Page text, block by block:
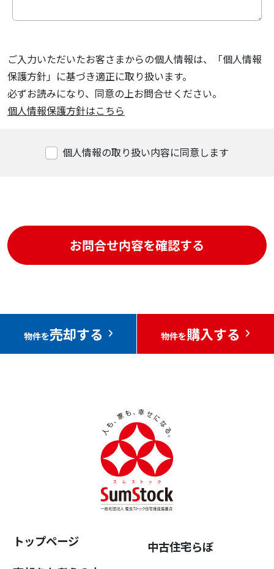
ご入力いただいたお客さまからの個人情報は、「個人情報
保護方針」に基づき適正に取り扱います。
必ずお読みになり、同意の上お問合せください。
個人情報保護方針はこちら
個人情報の取り扱い内容に同意します
物件を売却する 物件を購入する
トップページ
中古住宅らぼ